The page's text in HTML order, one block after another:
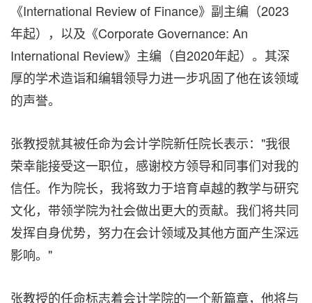
《International Review of Finance》副主编（2023
年起），以及《Corporate Governance: An
International Review》主编（自2020年起）。其深
厚的学术造诣和编辑领导力进一步巩固了他在该领域
的声誉。
张教授就其被任命为会计学院新任院长表示："我很
荣幸能接受这一职位，感谢校方领导和同事们对我的
信任。作为院长，我将致力于培育卓越的教学与研究
文化，带领学院为社会做出更大的贡献。我们将共同
发挥自身优势，努力在会计领域及其他方面产生深远
影响。"
张教授的任命标志着会计学院的一个新篇章，他将与